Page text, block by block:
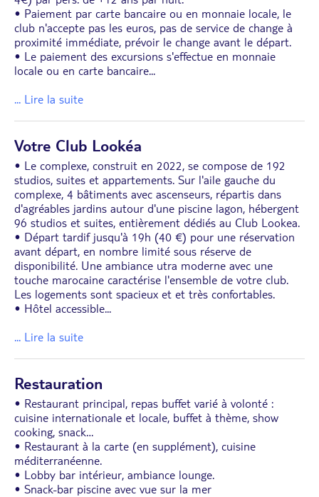
• Paiement par carte bancaire ou en monnaie locale, le
club n'accepte pas les euros, pas de service de change à
proximité immédiate, prévoir le change avant le départ.
• Le paiement des excursions s'effectue en monnaie
locale ou en carte bancaire...
... Lire la suite
Votre Club Lookéa
• Le complexe, construit en 2022, se compose de 192
studios, suites et appartements. Sur l'aile gauche du
complexe, 4 bâtiments avec ascenseurs, répartis dans
d'agréables jardins autour d'une piscine lagon, hébergent
96 studios et suites, entièrement dédiés au Club Lookea.
• Départ tardif jusqu'à 19h (40 €) pour une réservation
avant départ, en nombre limité sous réserve de
disponibilité. Une ambiance utra moderne avec une
touche marocaine caractérise l'ensemble de votre club.
Les logements sont spacieux et et très confortables.
• Hôtel accessible...
... Lire la suite
Restauration
• Restaurant principal, repas buffet varié à volonté :
cuisine internationale et locale, buffet à thème, show
cooking, snack…
• Restaurant à la carte (en supplément), cuisine
méditerranéenne.
• Lobby bar intérieur, ambiance lounge.
• Snack-bar piscine avec vue sur la mer